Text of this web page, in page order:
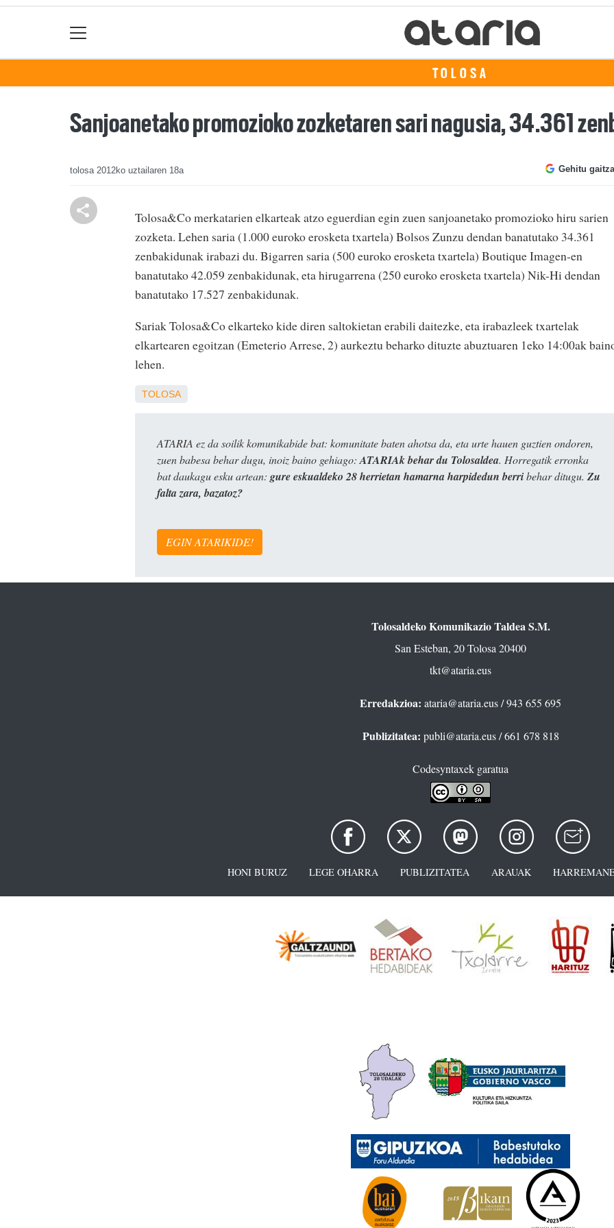
TOLOSA
Sanjoanetako promozioko zozketaren sari nagusia, 34.361
tolosa 2012ko uztailaren 18a Gehitu
Tolosa&Co merkatarien elkarteak atzo eguerdian egin zuen sanjoanetako promozioko hiru sarien
zozketa. Lehen saria (1.000 euroko erosketa txartela) Bolsos Zunzu dendan banatutako 34.361
zenbakidunak irabazi du. Bigarren saria (500 euroko erosketa txartela) Boutique Imagen-en
banatutako 42.059 zenbakidunak, eta hirugarrena (250 euroko erosketa txartela) Nik-Hi dendan
banatutako 17.527 zenbakidunak.
Sariak Tolosa&Co elkarteko kide diren saltokietan erabili daitezke, eta irabazleek txartelak
elkartearen egoitzan (Emeterio Arrese, 2) aurkeztu beharko dituzte abuztuaren 1eko 14:00ak
lehen.
TOLOSA
ATARIA ez da soilik komunikabide bat: komunitate baten ahotsa da, eta urte hauen guztien ondoren,
zuen babesa behar dugu, inoiz baino gehiago: ATARIAk behar du Tolosaldea. Horregatik erronka
bat daukagu esku artean: gure eskualdeko 28 herrietan hamarna harpidedun berribehar ditugu. Zu
falta zara, bazatoz?
EGIN ATARIKIDE!
Tolosaldeko Komunikazio Taldea S.M.
San Esteban, 20 Tolosa 20400
tkt@ataria.eus
Erredakzioa: ataria@ataria.eus/ 943 655 695
Publizitatea: publi@ataria.eus/ 661 678 818
Codesyntaxek garatua
HONI BURUZ LEGE OHARRA PUBLIZITATEA ARAUAK